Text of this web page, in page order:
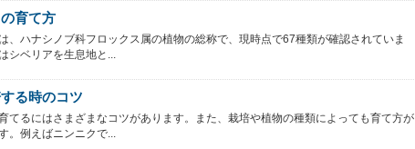
育て方
、ハナシノブ科フロックス属の植物の総称で、現時点で67種類が確認されていま
シベリアを生息地と...
る時のコツ
てるにはさまざまなコツがあります。また、栽培や植物の種類によっても育て方が
。例えばニンニクで...